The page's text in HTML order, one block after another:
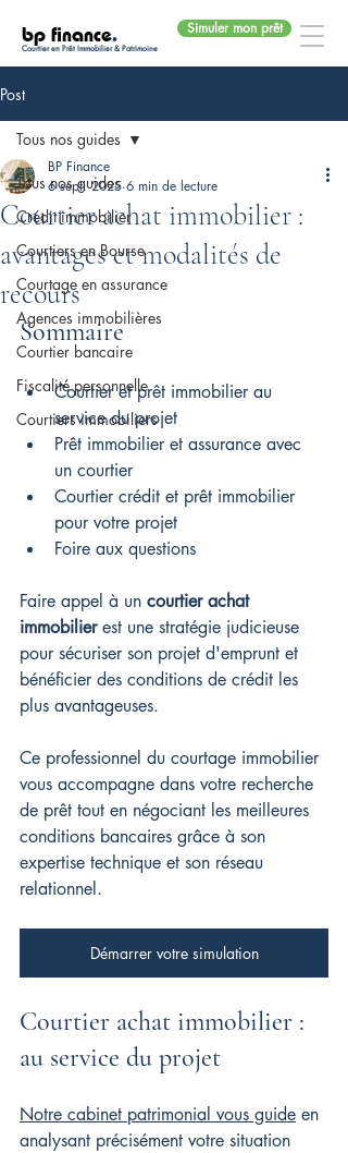
bp finance.
Courtier en Prêt Immobilier & Patrimoine
Simuler mon prêt
Post
Tous nos guides
Crédit immobilier
Courtiers en Bourse
Courtage en assurance
Agences immobilières
Courtier bancaire
Fiscalité personnelle
Courtiers immobiliers
Tous nos guides
Courtier achat immobilier :
avantages et modalités de
recours
BP Finance
6 sept. 2025 6 min de lecture
Sommaire
Courtier et prêt immobilier au
service du projet
Prêt immobilier et assurance avec
un courtier
Courtier crédit et prêt immobilier
pour votre projet
Foire aux questions
Faire appel à un courtier achat
immobilier est une stratégie judicieuse
pour sécuriser son projet d'emprunt et
bénéficier des conditions de crédit les
plus avantageuses.
Ce professionnel du courtage immobilier
vous accompagne dans votre recherche
de prêt tout en négociant les meilleures
conditions bancaires grâce à son
expertise technique et son réseau
relationnel.
Démarrer votre simulation
Courtier achat immobilier :
au service du projet
Notre cabinet patrimonial vous guide en
analysant précisément votre situation